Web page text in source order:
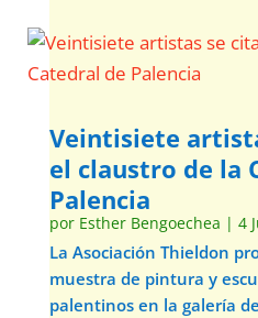
Veintisiete
el claustro de la
Palencia
por Esther Bengoechea | 4
La Asociación Thieldon
muestra de pintura y
palentinos en la galería